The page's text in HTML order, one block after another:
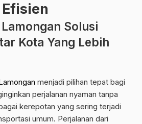
Solusi
Kota Yang Lebih
menjadi pilihan tepat bagi
perjalanan nyaman tanpa
kerepotan yang sering terjadi
umum. Perjalanan dari